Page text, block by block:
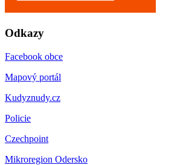
Odkazy
Facebook obce
Mapový portál
Kudyznudy.cz
Policie
Czechpoint
Mikroregion Odersko